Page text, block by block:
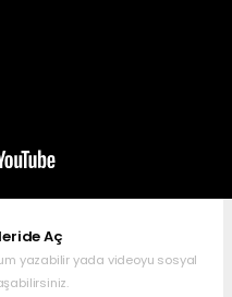
Aç
yazabilir yada videoyu sosyal